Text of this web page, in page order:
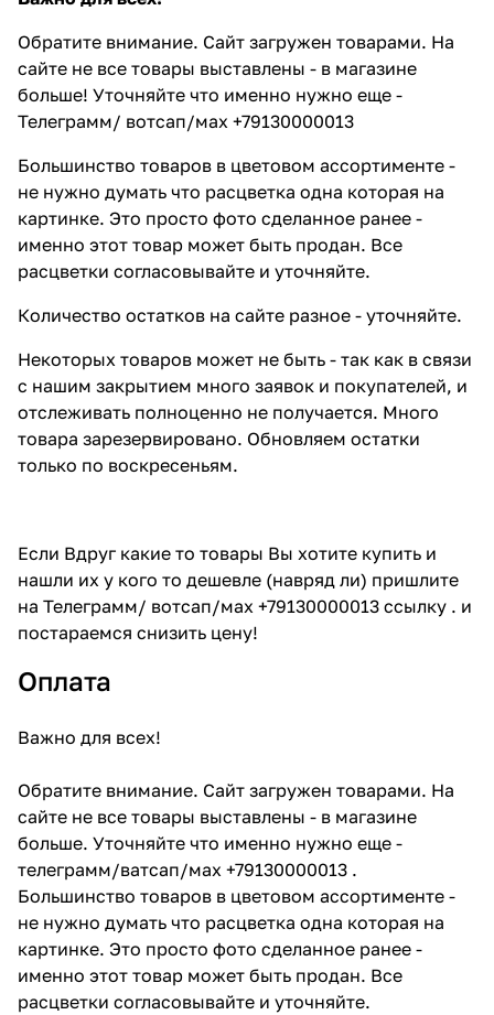
Обратите внимание. Сайт загружен товарами. На
сайте не все товары выставлены - в магазине
больше! Уточняйте что именно нужно еще -
Телеграмм/ вотсап/мах +79130000013
Большинство товаров в цветовом ассортименте -
не нужно думать что расцветка одна которая на
картинке. Это просто фото сделанное ранее -
именно этот товар может быть продан. Все
расцветки согласовывайте и уточняйте.
Количество остатков на сайте разное - уточняйте.
Некоторых товаров может не быть - так как в связи
с нашим закрытием много заявок и покупателей, и
отслеживать полноценно не получается. Много
товара зарезервировано. Обновляем остатки
только по воскресеньям.
Если Вдруг какие то товары Вы хотите купить и
нашли их у кого то дешевле (навряд ли) пришлите
на Телеграмм/ вотсап/мах +79130000013 ссылку . и
постараемся снизить цену!
Оплата
Важно для всех!
Обратите внимание. Сайт загружен товарами. На
сайте не все товары выставлены - в магазине
больше. Уточняйте что именно нужно еще -
телеграмм/ватсап/мах +79130000013 .
Большинство товаров в цветовом ассортименте -
не нужно думать что расцветка одна которая на
картинке. Это просто фото сделанное ранее -
именно этот товар может быть продан. Все
расцветки согласовывайте и уточняйте.